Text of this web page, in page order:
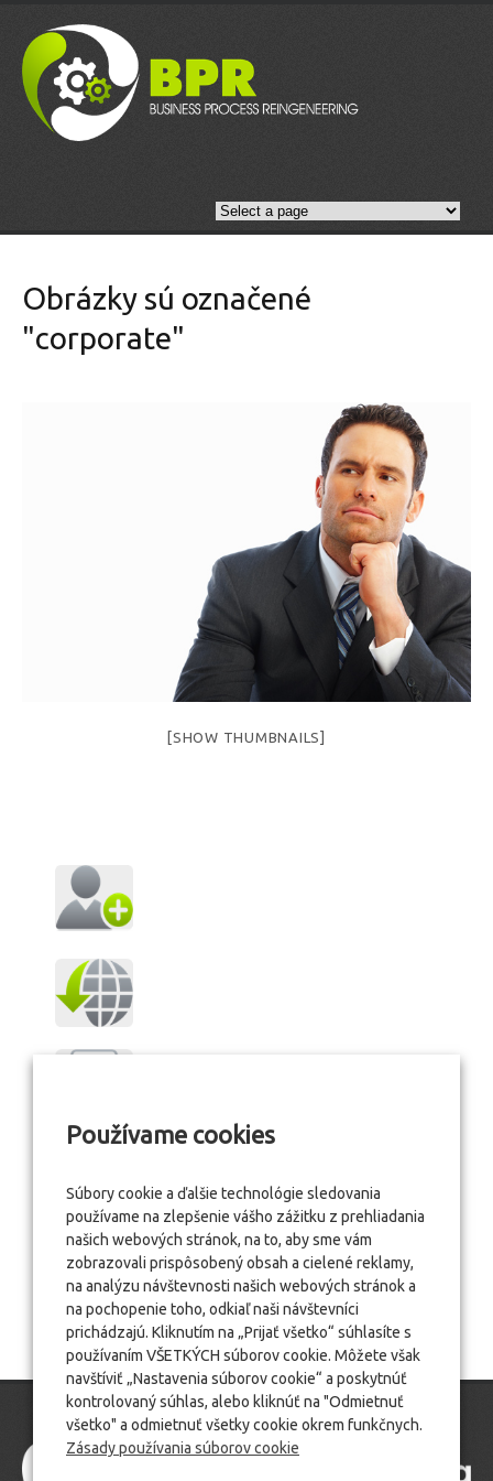
Obrázky sú označené
"corporate"
[SHOW THUMBNAILS]
Používame cookies
Súbory cookie a ďalšie technológie sledovania
používame na zlepšenie vášho zážitku z prehliadania
našich webových stránok, na to, aby sme vám
zobrazovali prispôsobený obsah a cielené reklamy,
na analýzu návštevnosti našich webových stránok a
na pochopenie toho, odkiaľ naši návštevníci
prichádzajú. Kliknutím na „Prijať všetko“ súhlasíte s
používaním VŠETKÝCH súborov cookie. Môžete však
navštíviť „Nastavenia súborov cookie“ a poskytnúť
kontrolovaný súhlas, alebo kliknúť na "Odmietnuť
všetko" a odmietnuť všetky cookie okrem funkčnych.
Zásady používania súborov cookie